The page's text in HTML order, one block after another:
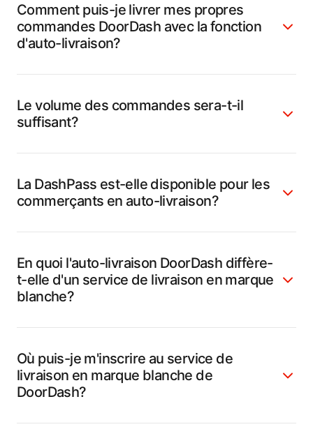
Comment puis-je livrer mes propres
commandes DoorDash avec la fonction
d'auto-livraison?
Le volume des commandes sera-t-il
suffisant?
La DashPass est-elle disponible pour les
commerçants en auto-livraison?
En quoi l'auto-livraison DoorDash diffère-
t-elle d'un service de livraison en marque
blanche?
Où puis-je m'inscrire au service de
livraison en marque blanche de
DoorDash?